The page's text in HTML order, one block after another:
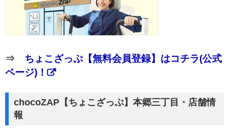
⇒ ちょこざっぷ【無料会員登録】はコチラ(公式
ページ)！
chocoZAP【ちょこざっぷ】本郷三丁目・店舗情
報